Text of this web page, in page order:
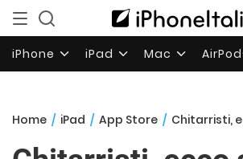
iPhone iPad Mac
Home / iPad / App Store / Chitarristi, ecco